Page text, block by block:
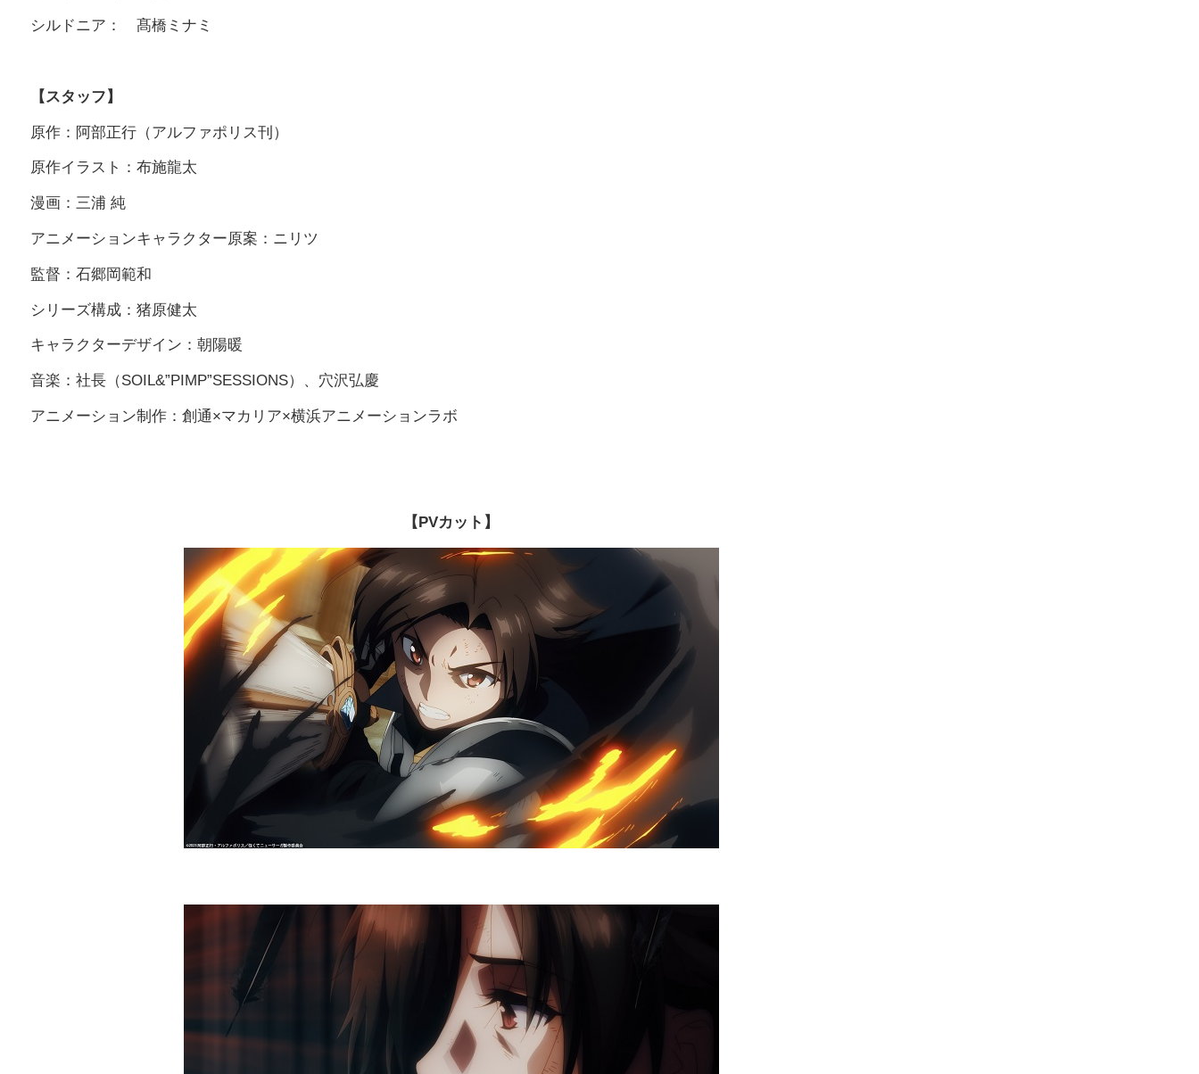
シルドニア： 髙橋ミナミ
【スタッフ】
原作：阿部正行（アルファポリス刊）
原作イラスト：布施龍太
漫画：三浦 純
アニメーションキャラクター原案：ニリツ
監督：石郷岡範和
シリーズ構成：猪原健太
キャラクターデザイン：朝陽暖
音楽：社長（SOIL&”PIMP”SESSIONS）、穴沢弘慶
アニメーション制作：創通×マカリア×横浜アニメーションラボ
【PVカット】